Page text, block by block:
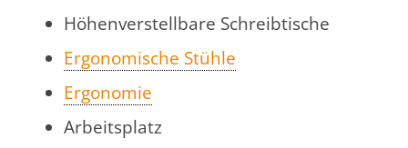
Höhenverstellbare Schreibtische
Ergonomische Stühle
Ergonomie
Arbeitsplatz